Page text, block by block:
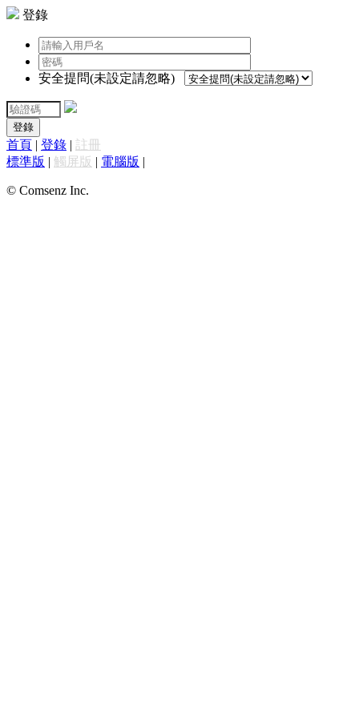
登錄
安全提問(未設定請忽略)
登錄
首頁 | 登錄 | 註冊
標準版 | 觸屏版 | 電腦版 |
© Comsenz Inc.